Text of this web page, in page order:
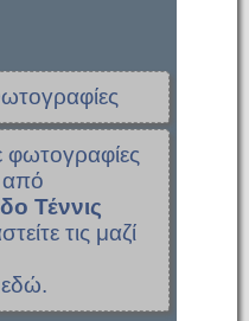
φωτογραφίες
από
Τέννις
τις μαζί